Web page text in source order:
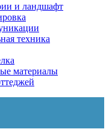
и ландшафт
техника
материалы